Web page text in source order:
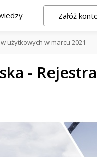
Załóż
użytkowych w marcu 2021
-